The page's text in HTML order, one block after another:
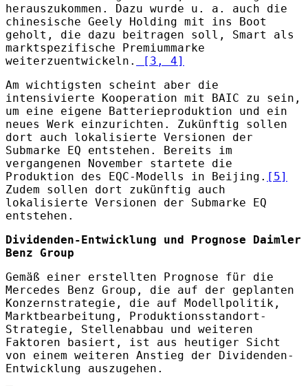
herauszukommen. Dazu wurde u. a. auch die
chinesische Geely Holding mit ins Boot
geholt, die dazu beitragen soll, Smart als
marktspezifische Premiummarke
weiterzuentwickeln.
[3, 4]
Am wichtigsten scheint aber die
intensivierte Kooperation mit BAIC zu sein,
um eine eigene Batterieproduktion und ein
neues Werk einzurichten. Zukünftig sollen
dort auch lokalisierte Versionen der
Submarke EQ entstehen. Bereits im
vergangenen November startete die
Produktion des EQC-Modells in Beijing. [5]
Zudem sollen dort zukünftig auch
lokalisierte Versionen der Submarke EQ
entstehen.
Dividenden-Entwicklung und Prognose Daimler
Benz Group
Gemäß einer erstellten Prognose für die
Mercedes Benz Group, die auf der geplanten
Konzernstrategie, die auf Modellpolitik,
Marktbearbeitung, Produktionsstandort-
Strategie, Stellenabbau und weiteren
Faktoren basiert, ist aus heutiger Sicht
von einem weiteren Anstieg der Dividenden-
Entwicklung auszugehen.